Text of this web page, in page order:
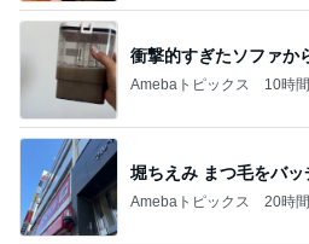
衝撃的すぎたソファか
Amebaトピックス 10時
堀ちえみ まつ毛をバッ
Amebaトピックス 20時